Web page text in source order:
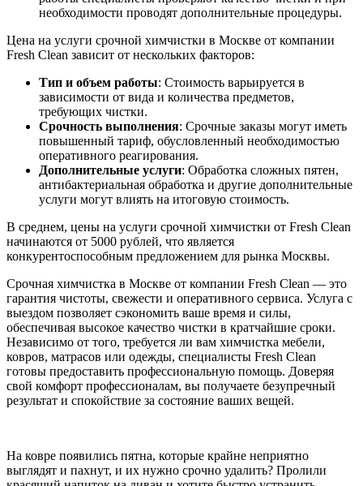
необходимости проводят дополнительные процедуры.
Цена на услуги срочной химчистки в Москве от компании
Fresh Clean зависит от нескольких факторов:
Тип и объем работы: Стоимость варьируется в
зависимости от вида и количества предметов,
требующих чистки.
Срочность выполнения: Срочные заказы могут иметь
повышенный тариф, обусловленный необходимостью
оперативного реагирования.
Дополнительные услуги: Обработка сложных пятен,
антибактериальная обработка и другие дополнительные
услуги могут влиять на итоговую стоимость.
В среднем, цены на услуги срочной химчистки от Fresh Clean
начинаются от 5000 рублей, что является
конкурентоспособным предложением для рынка Москвы.
Срочная химчистка в Москве от компании Fresh Clean — это
гарантия чистоты, свежести и оперативного сервиса. Услуга с
выездом позволяет сэкономить ваше время и силы,
обеспечивая высокое качество чистки в кратчайшие сроки.
Независимо от того, требуется ли вам химчистка мебели,
ковров, матрасов или одежды, специалисты Fresh Clean
готовы предоставить профессиональную помощь. Доверяя
свой комфорт профессионалам, вы получаете безупречный
результат и спокойствие за состояние ваших вещей.
На ковре появились пятна, которые крайне неприятно
выглядят и пахнут, и их нужно срочно удалить? Пролили